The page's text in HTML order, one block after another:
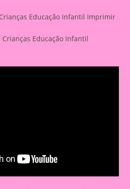
Educação Infantil Imprimir
Educação Infantil